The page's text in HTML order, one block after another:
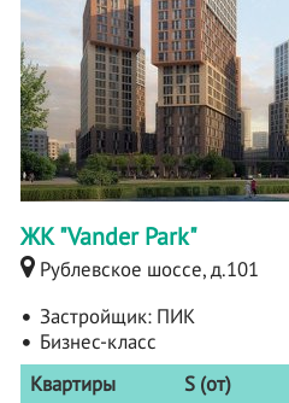
ЖК "Vander Park"
Рублевское шоссе, д.101
Застройщик: ПИК
Бизнес-класс
Квартиры
S (от)